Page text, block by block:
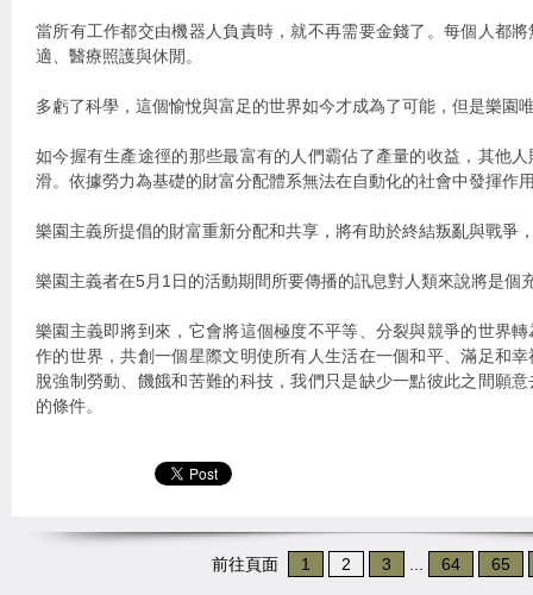
當所有工作都交由機器人負責時，就不再需要金錢了。每個人都
適、醫療照護與休閒。
多虧了科學，這個愉悅與富足的世界如今才成為了可能，但是樂園
如今握有生產途徑的那些最富有的人們霸佔了產量的收益，其他
滑。依據勞力為基礎的財富分配體系無法在自動化的社會中發揮作
樂園主義所提倡的財富重新分配和共享，將有助於終結叛亂與戰爭
樂園主義者在5月1日的活動期間所要傳播的訊息對人類來說將是個
樂園主義即將到來，它會將這個極度不平等、分裂與競爭的世界
作的世界，共創一個星際文明使所有人生活在一個和平、滿足和
脫強制勞動、饑餓和苦難的科技，我們只是缺少一點彼此之間願
的條件。
前往頁面 1 2 3 64 65